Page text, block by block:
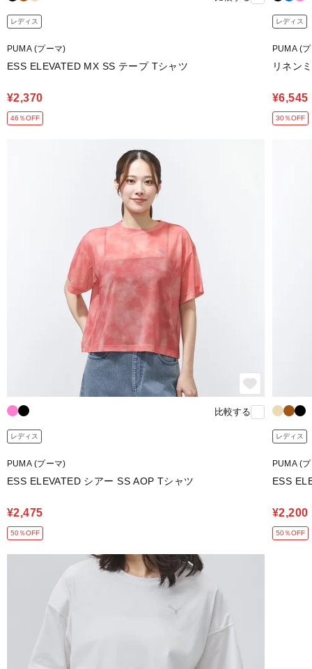
レディス
PUMA (プーマ)
ESS ELEVATED MX SS テープ Tシャツ
¥2,370
46％OFF
レディス
PUMA (
リネン
¥6,545
30％OFF
比較する
レディス
PUMA (プーマ)
ESS ELEVATED シアー SS AOP Tシャツ
¥2,475
50％OFF
レディス
PUMA (
ESS
¥2,200
50％OFF